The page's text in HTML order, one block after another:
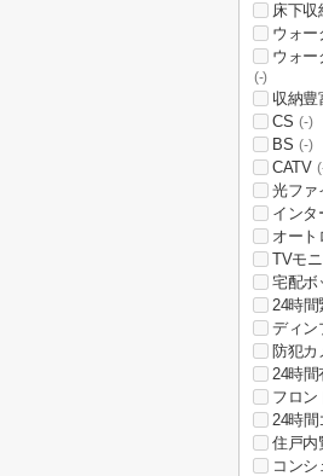
床下収
ウォー
ウォー
(-)
収納豊
CS (-)
BS (-)
CATV
光ファ
インタ
オート
TVモ
宅配ボ
24時間
ディン
防犯カ
24時間
フロン
24時間
住戸内
コン